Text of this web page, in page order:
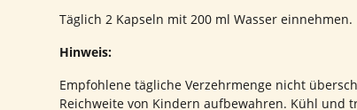
Täglich 2 Kapseln mit 200 ml Wasser einnehmen.
Hinweis:
Empfohlene tägliche Verzehrmenge nicht
Reichweite von Kindern aufbewahren. Kühl und